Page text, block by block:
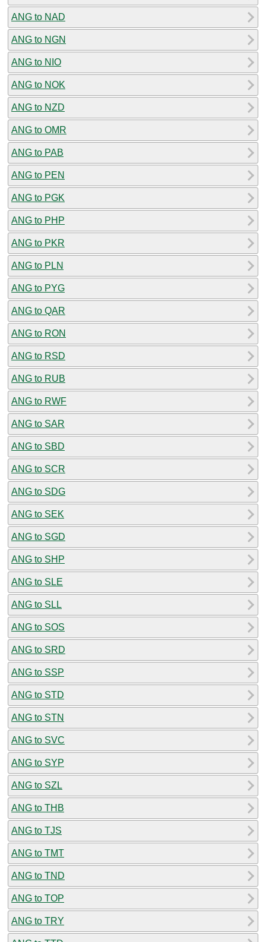
ANG to NAD
ANG to NGN
ANG to NIO
ANG to NOK
ANG to NZD
ANG to OMR
ANG to PAB
ANG to PEN
ANG to PGK
ANG to PHP
ANG to PKR
ANG to PLN
ANG to PYG
ANG to QAR
ANG to RON
ANG to RSD
ANG to RUB
ANG to RWF
ANG to SAR
ANG to SBD
ANG to SCR
ANG to SDG
ANG to SEK
ANG to SGD
ANG to SHP
ANG to SLE
ANG to SLL
ANG to SOS
ANG to SRD
ANG to SSP
ANG to STD
ANG to STN
ANG to SVC
ANG to SYP
ANG to SZL
ANG to THB
ANG to TJS
ANG to TMT
ANG to TND
ANG to TOP
ANG to TRY